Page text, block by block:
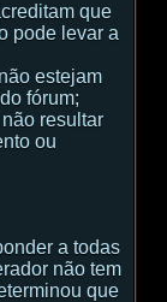
que
pode levar a
estejam
fórum;
resultar
ou
a todas
não tem
que